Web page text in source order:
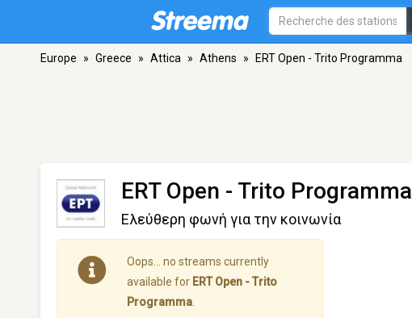
Europe » Greece » Attica » Athens » ERT Open - Trito Programma
ERT Open - Trito Programma
Ελεύθερη φωνή για την κοινωνία
Oops… no streams currently
available for ERT Open - Trito
Programma